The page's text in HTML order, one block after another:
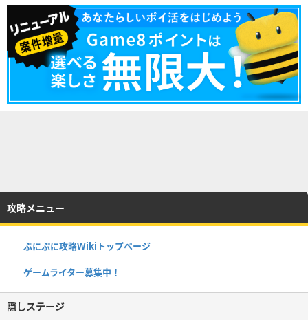
攻略メニュー
ぷにぷに攻略Wikiトップページ
ゲームライター募集中！
隠しステージ